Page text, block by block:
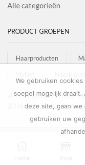
Alle categorieën
PRODUCT GROEPEN
Haarproducten
Al onze goederen zijn
BTW afgebeeld in onze
We gebruiken
soepel mogelijk
deze site, gaan we
gebruiken uw